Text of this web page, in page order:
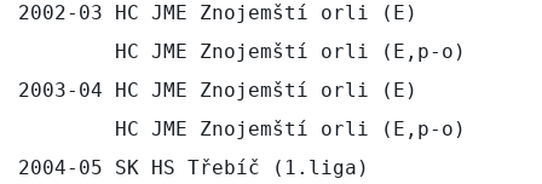
2002-03 HC JME Znojemští orli (E)
HC JME Znojemští orli (E,p-o)
2003-04 HC JME Znojemští orli (E)
HC JME Znojemští orli (E,p-o)
2004-05 SK HS Třebíč (1.liga)